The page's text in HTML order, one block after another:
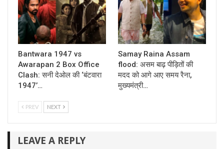
Bantwara 1947 vs
Awarapan 2 Box Office
Clash: सनी देओल की ‘बंटवारा
1947’…
Samay Raina Assam
flood: असम बाढ़ पीड़ितों की
मदद को आगे आए समय रैना,
मुख्यमंत्री…
PREV NEXT
LEAVE A REPLY